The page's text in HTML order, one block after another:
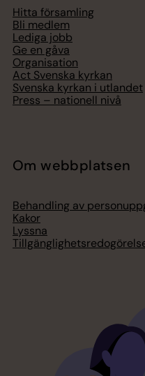
Hitta församling
Bli medlem
Lediga jobb
Ge en gåva
Organisation
Act Svenska kyrkan
Svenska kyrkan i utlandet
Press – nationell nivå
Om webbplatsen
Behandling av
Kakor
Lyssna